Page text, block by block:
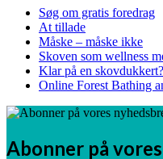
Søg om gratis foredrag
At tillade
Måske – måske ikke
Skoven som wellness
Klar på en skovdukkert?
Online Forest Bathing
Abonner på